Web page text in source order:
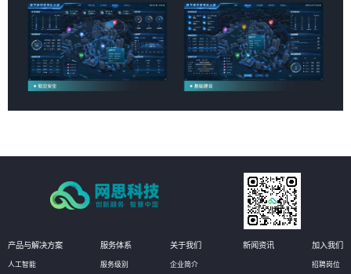
产品与解决方案
人工智能
服务体系
服务级别
关于我们
企业简介
新闻资讯 加入我们
招聘岗位